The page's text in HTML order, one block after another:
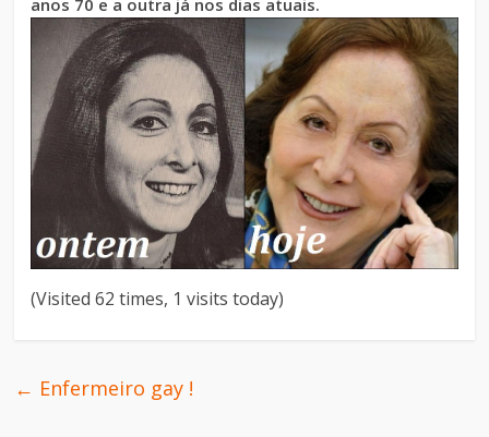
anos 70 e a outra já nos dias atuais.
(Visited 62 times, 1 visits today)
← Enfermeiro gay !